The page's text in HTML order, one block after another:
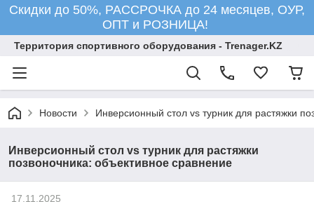
Скидки до 50%, РАССРОЧКА до 24 месяцев, ОУР,
ОПТ и РОЗНИЦА!
Территория спортивного оборудования - Trenager.KZ
Новости Инверсионный стол vs турник для растяжки
Инверсионный стол vs турник для растяжки
позвоночника: объективное сравнение
17.11.2025